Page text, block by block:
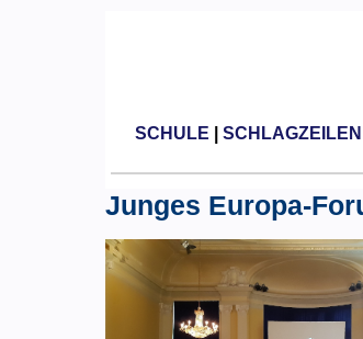
SCHULE SCHLAGZEILEN
Junges Europa-